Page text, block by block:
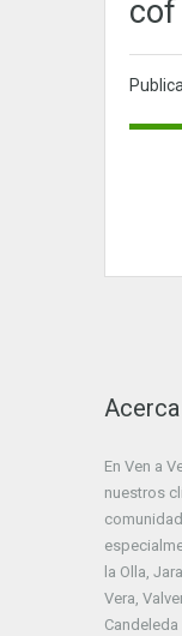
cof
En Ven a
nuestros
la Olla,
Vera,